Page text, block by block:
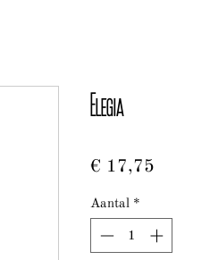
Elegia
€ 17,75
Aantal *